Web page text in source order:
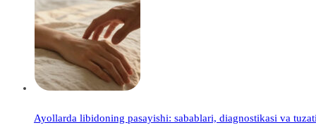
Ayollarda libidoning pasayishi: sabablari, diagnostikasi va